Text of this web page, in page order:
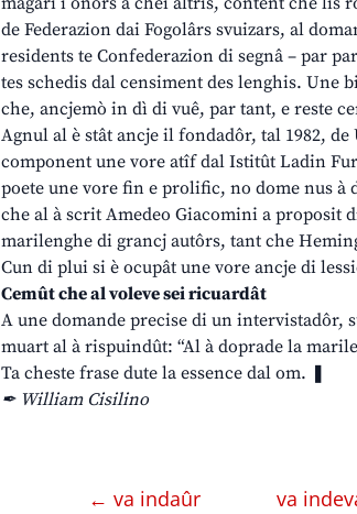
de Federazion dai Fogolârs svuizars, al
residents te Confederazion di segnâ – par
tes schedis dal censiment des lenghis.
che, ancjemò in dì di vuê, par tant, e reste
Agnul al è stât ancje il fondadôr, tal 1982,
component une vore atîf dal Istitût Ladin
poete une vore fin e prolific, no dome nus
che al à scrit Amedeo Giacomini a proposit
marilenghe di grancj autôrs, tant che
Cun di plui si è ocupât une vore ancje di
Cemût che al voleve sei ricuardât
A une domande precise di un intervistadôr,
muart al à rispuindût: “Al à doprade la
Ta cheste frase dute la essence dal om. ❚
✒ William Cisilino
← va indaûr va